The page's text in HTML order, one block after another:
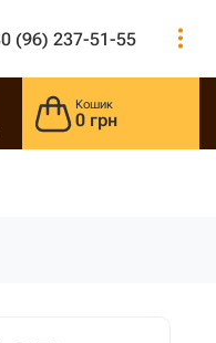
(96) 237-51-55
Кошик
0 грн